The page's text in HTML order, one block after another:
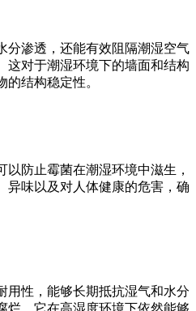
分渗透，还能有效阻隔潮湿空气
这对于潮湿环境下的墙面和结构
结构稳定性。
防止霉菌在潮湿环境中滋生，
异味以及对人体健康的危害，确
用性，能够长期抵抗湿气和水分
烂。它在高湿度环境下依然能够